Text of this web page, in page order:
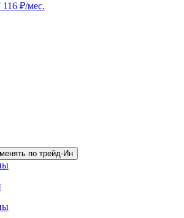
116 ₽/мес.
по трейд-Ин